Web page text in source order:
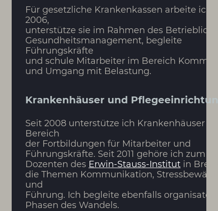
Für gesetzliche Krankenkassen arbeite ich
2006,
unterstütze sie im Rahmen des
Gesundheitsmanagement, begleite
Führungskräfte
und schule Mitarbeiter im Bereich
und Umgang mit Belastung.
Krankenhäuser und
Seit 2008 unterstütze ich Krankenhäuser
Bereich
der Fortbildungen für Mitarbeiter und
Führungskräfte. Seit 2011 gehöre ich zum
Dozenten des Erwin-Stauss-Institut in
die Themen Kommunikation,
und
Führung. Ich begleite ebenfalls
Phasen des Wandels.